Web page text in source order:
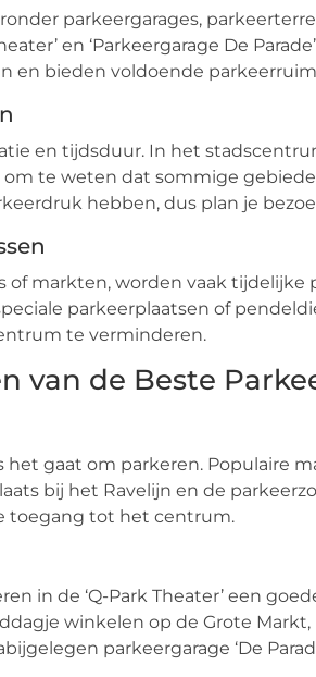
parkeergarages,
en ‘Parkeergarage De
en bieden voldoende
en tijdsduur. In het
te weten dat sommige
hebben, dus plan je
of markten, worden vaak
parkeerplaatsen of
te verminderen.
van de Beste
gaat om parkeren. Populaire
bij het Ravelijn en de
toegang tot het centrum.
in de ‘Q-Park Theater’ een
winkelen op de Grote
parkeergarage ‘De